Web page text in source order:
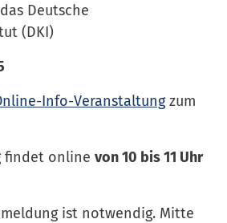
Deutsche
(DKI)
Info-Veranstaltungzum
findet online von 10 bis 11 Uhr
ist notwendig. Mitte